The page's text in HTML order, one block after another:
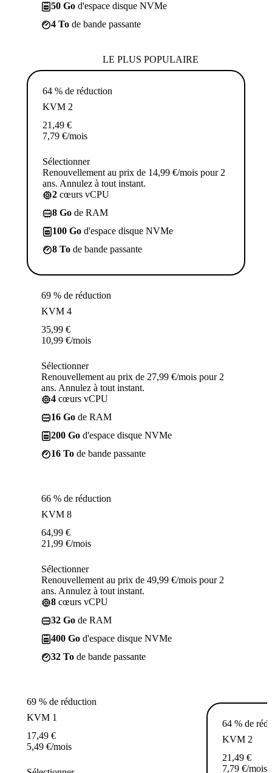
50 Go d'espace disque NVMe
4 To de bande passante
LE PLUS POPULAIRE
64 % de réduction
KVM 2
21,49 €
7,79 €/mois
Sélectionner
Renouvellement au prix de 14,99 €/mois pour 2
ans. Annulez à tout instant.
2 cœurs vCPU
8 Go de RAM
100 Go d'espace disque NVMe
8 To de bande passante
69 % de réduction
KVM 4
35,99 €
10,99 €/mois
Sélectionner
Renouvellement au prix de 27,99 €/mois pour 2
ans. Annulez à tout instant.
4 cœurs vCPU
16 Go de RAM
200 Go d'espace disque NVMe
16 To de bande passante
66 % de réduction
KVM 8
64,99 €
21,99 €/mois
Sélectionner
Renouvellement au prix de 49,99 €/mois pour 2
ans. Annulez à tout instant.
8 cœurs vCPU
32 Go de RAM
400 Go d'espace disque NVMe
32 To de bande passante
69 % de réduction
KVM 1
17,49 €
5,49 €/mois
64 % de
KVM 2
21,49 €
7,79 €/mois